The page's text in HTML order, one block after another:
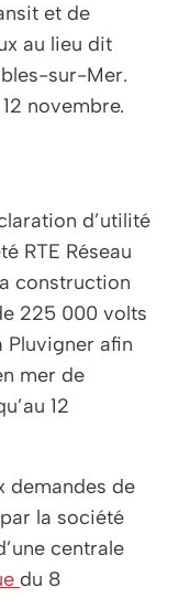
et de
au lieu dit
sur-Mer.
novembre.
d’utilité
RTE Réseau
construction
225 000 volts
Pluvigner afin
mer de
12
demandes de
la société
centrale
du 8